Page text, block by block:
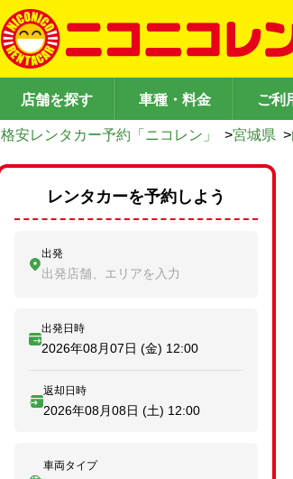
店舗を探す 車種・料金 ご利
格安レンタカー予約「ニコレン」 >宮城県 >
レンタカーを予約しよう
出発
出発店舗、エリアを入力
出発日時
2026年08月07日 (金) 12:00
返却日時
2026年08月08日 (土) 12:00
車両タイプ